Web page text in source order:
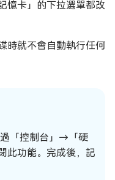
憶卡」的下拉選單都改
時就不會自動執行任何
「控制台」→「硬
此功能。完成後，記